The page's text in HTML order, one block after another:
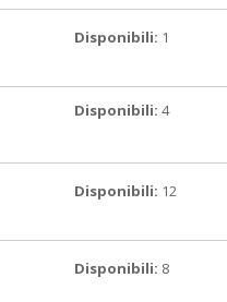
Disponibili: 1
Disponibili: 4
Disponibili: 12
Disponibili: 8